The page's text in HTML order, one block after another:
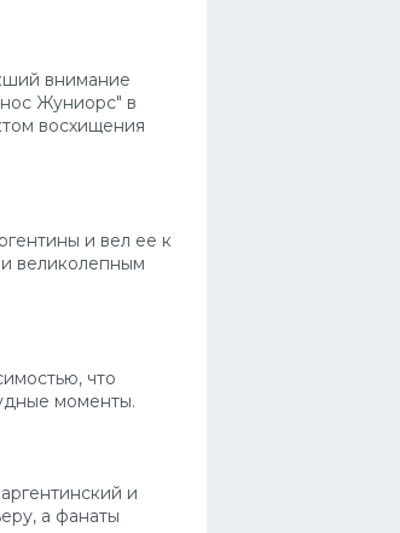
внимание
Жуниорс" в
восхищения
и вел ее к
великолепным
что
моменты.
и
а фанаты